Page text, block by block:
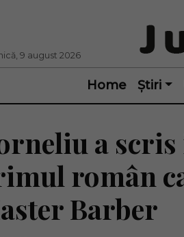
9 august 2026
Home Știri
a
român
Barber